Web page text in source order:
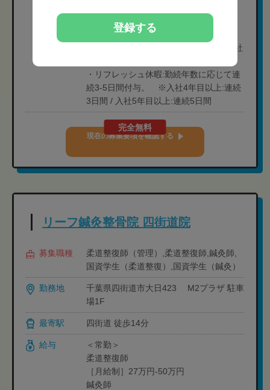
※月単位で休みの日数が決まっており年
間で120日になるよう調整している
・アニバーサリー休暇:結婚記念日（1
日）、お子様の誕生日（1日）など（入社
・リフレッシュ休暇:勤続年数に応じて連
続3-5日間付与。 ※入社4年目以上:連続
3日間 / 入社5年目以上:連続5日間
完全無料
現在の募集要項を確認する
リーフ鍼灸整骨院 四街道院
募集職種
柔道整復師（管理）,柔道整復師,鍼灸師,
国資学生（柔道整復）,国資学生（鍼灸）
勤務地
千葉県四街道市大日423 M2プラザ 駐車
場1F
最寄駅 四街道 徒歩14分
給与
＜常勤＞
柔道整復師
［月給制］27万円‐50万円
鍼灸師
登録する